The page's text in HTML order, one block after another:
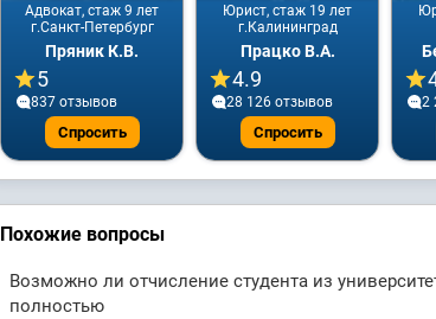
Адвокат, стаж 9 лет
г.Санкт-Петербург
Пряник К.В.
5
837 отзывов
Спросить
Юрист, стаж 19 лет
г.Калининград
Працко В.А.
4.9
28 126 отзывов
Спросить
2
Похожие вопросы
Возможно ли отчисление студента из
полностью